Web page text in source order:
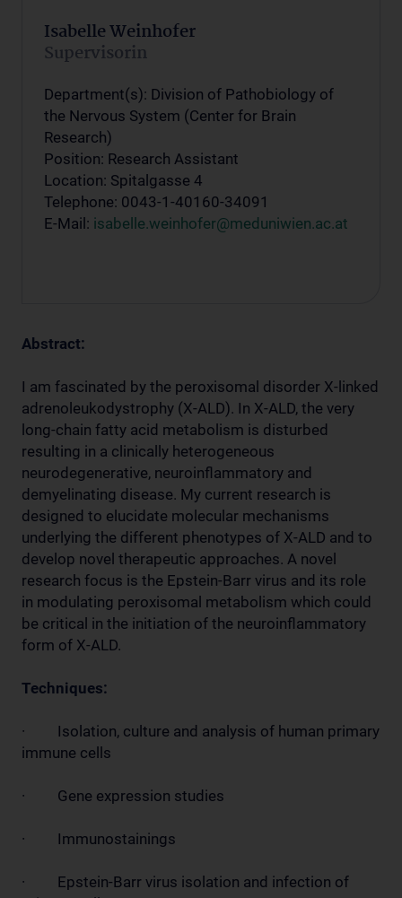
Isabelle Weinhofer
Supervisorin
Department(s): Division of Pathobiology of
the Nervous System (Center for Brain
Research)
Position: Research Assistant
Location: Spitalgasse 4
Telephone: 0043-1-40160-34091
E-Mail: isabelle.weinhofer@meduniwien.ac.at
Abstract:
I am fascinated by the peroxisomal disorder X-linked
adrenoleukodystrophy (X-ALD). In X-ALD, the very
long-chain fatty acid metabolism is disturbed
resulting in a clinically heterogeneous
neurodegenerative, neuroinflammatory and
demyelinating disease. My current research is
designed to elucidate molecular mechanisms
underlying the different phenotypes of X-ALD and to
develop novel therapeutic approaches. A novel
research focus is the Epstein-Barr virus and its role
in modulating peroxisomal metabolism which could
be critical in the initiation of the neuroinflammatory
form of X-ALD.
Techniques:
· Isolation, culture and analysis of human primary
immune cells
· Gene expression studies
· Immunostainings
· Epstein-Barr virus isolation and infection of